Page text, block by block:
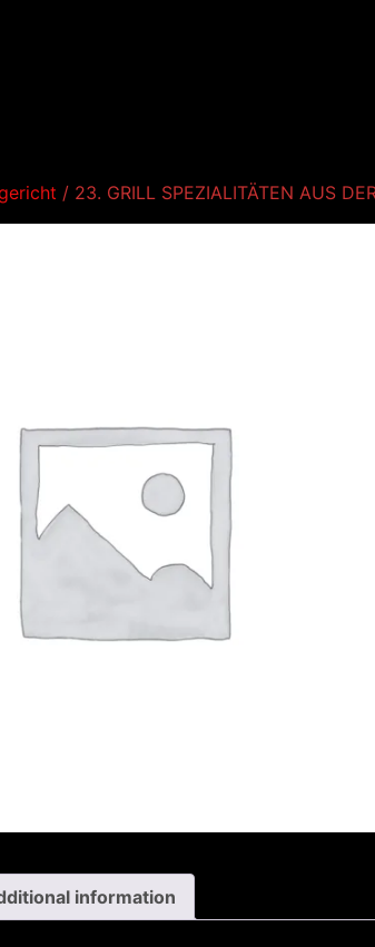
/ 23. GRILL SPEZIALITÄTEN AUS
information